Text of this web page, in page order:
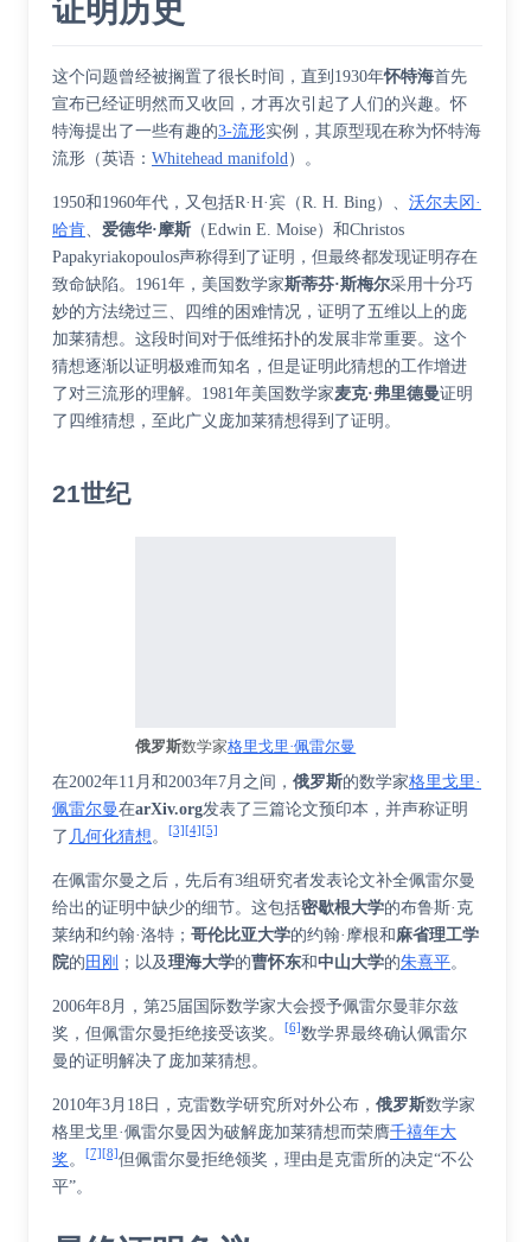
证明历史
这个问题曾经被搁置了很长时间，直到1930年怀特海首先
宣布已经证明然而又收回，才再次引起了人们的兴趣。怀
特海提出了一些有趣的3-流形实例，其原型现在称为怀特海
流形 （英语 ： Whitehead manifold ） 。
1950和1960年代，又包括R·H·宾（R. H. Bing）、 沃尔夫冈·
哈肯
爱德华·摩斯 （Edwin E. Moise）和Christos
Papakyriakopoulos声称得到了证明，但最终都发现证明存在
致命缺陷。1961年，美国数学家斯蒂芬·斯梅尔采用十分巧
妙的方法绕过三、四维的困难情况，证明了五维以上的庞
加莱猜想。这段时间对于低维拓扑的发展非常重要。这个
猜想逐渐以证明极难而知名，但是证明此猜想的工作增进
了对三流形的理解。1981年美国数学家麦克·弗里德曼证明
了四维猜想，至此广义庞加莱猜想得到了证明。
21世纪
俄罗斯数学家格里戈里·佩雷尔曼
在2002年11月和2003年7月之间， 俄罗斯的数学家格里戈里·
佩雷尔曼在arXiv.org发表了三篇论文预印本，并声称证明
了 几何化猜想 。 [3] [4] [5]
在佩雷尔曼之后，先后有3组研究者发表论文补全佩雷尔曼
给出的证明中缺少的细节。这包括密歇根大学的布鲁斯·克
莱纳和约翰·洛特； 哥伦比亚大学的约翰·摩根和 麻省理工学
院的 田刚 ；以及理海大学的曹怀东和中山大学的朱熹平。
2006年8月，第25届国际数学家大会授予佩雷尔曼菲尔兹
奖，但佩雷尔曼拒绝接受该奖。
[6]数学界最终确认佩雷尔
曼的证明解决了庞加莱猜想。
2010年3月18日，克雷数学研究所对外公布， 俄罗斯数学家
格里戈里·佩雷尔曼因为破解庞加莱猜想而荣膺千禧年大
奖 。 [7] [8]但佩雷尔曼拒绝领奖，理由是克雷所的决定“不公
平”。